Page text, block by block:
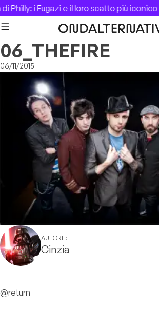
Skip to content
Philly: i Fugazi e il loro scatto più iconico
06_THEFIRE
06/11/2015
AUTORE:
Cinzia
@return